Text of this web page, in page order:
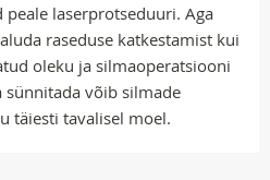
laserprotseduuri. Aga
raseduse katkestamist kui
oleku ja silmaoperatsiooni
sünnitada võib silmade
täiesti tavalisel moel.